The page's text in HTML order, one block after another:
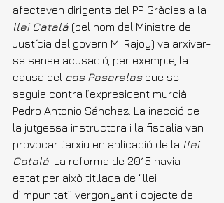
afectaven dirigents del PP. Gràcies a la
llei Catalá (pel nom del Ministre de
Justícia del govern M. Rajoy) va arxivar-
se sense acusació, per exemple, la
causa pel cas Pasarelas que se
seguia contra l’expresident murcià
Pedro Antonio Sánchez. La inacció de
la jutgessa instructora i la fiscalia van
provocar l’arxiu en aplicació de la llei
Catalá . La reforma de 2015 havia
estat per això titllada de “llei
d’impunitat” vergonyant i objecte de